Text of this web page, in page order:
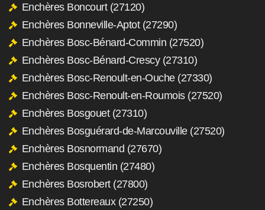
Enchères Boncourt (27120)
Enchères Bonneville-Aptot (27290)
Enchères Bosc-Bénard-Commin (27520)
Enchères Bosc-Bénard-Crescy (27310)
Enchères Bosc-Renoult-en-Ouche (27330)
Enchères Bosc-Renoult-en-Roumois (27520)
Enchères Bosgouet (27310)
Enchères Bosguérard-de-Marcouville (27520)
Enchères Bosnormand (27670)
Enchères Bosquentin (27480)
Enchères Bosrobert (27800)
Enchères Bottereaux (27250)